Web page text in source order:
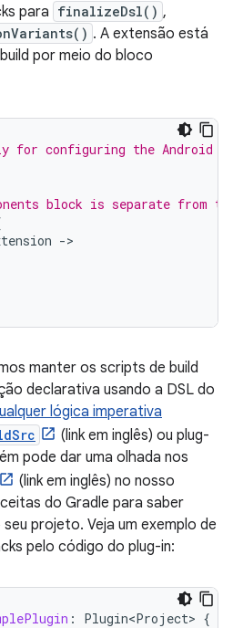
para finalizeDsl() ,
. A extensão está
por meio do bloco
for configuring the Android
block is separate from
-
manter os scripts de build
declarativa usando a DSL do
lógica imperativa
(link em inglês) ou plug-
pode dar uma olhada nos
(link em inglês) no nosso
do Gradle para saber
projeto. Veja um exemplo de
pelo código do plug-in:
: Plugin<Project> {